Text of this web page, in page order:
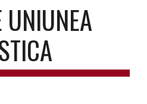
UNIUNEA